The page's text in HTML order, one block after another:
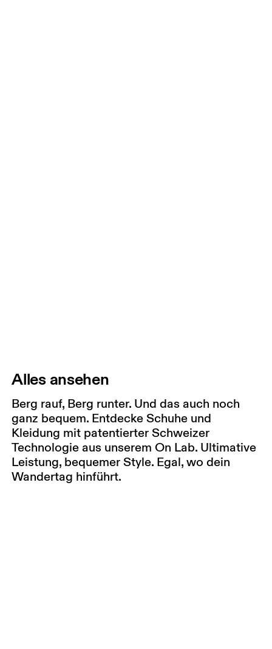
Alles ansehen
Berg rauf, Berg runter. Und das auch noch
ganz bequem. Entdecke Schuhe und
Kleidung mit patentierter Schweizer
Technologie aus unserem On Lab. Ultimative
Leistung, bequemer Style. Egal, wo dein
Wandertag hinführt.